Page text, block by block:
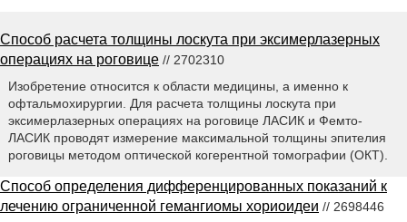
Способ расчета толщины лоскута при эксимерлазерных
операциях на роговице // 2702310
Изобретение относится к области медицины, а именно к
офтальмохирургии. Для расчета толщины лоскута при
эксимерлазерных операциях на роговице ЛАСИК и Фемто-
ЛАСИК проводят измерение максимальной толщины эпителия
роговицы методом оптической когерентной томографии (ОКТ).
Способ определения дифференцированных показаний к
лечению ограниченной гемангиомы хориоидеи // 2698446